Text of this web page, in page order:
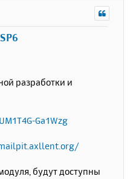
разработки и
Ga1Wzg
будут доступны